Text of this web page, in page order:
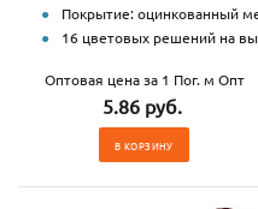
Покрытие: оцинкованный
16 цветовых решений на
Оптовая цена за 1 Пог. м Опт
5.86 руб.
В КОРЗИНУ